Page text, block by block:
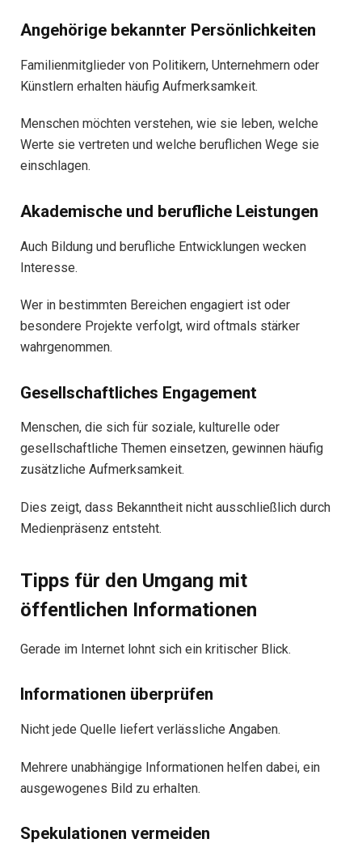
Angehörige bekannter Persönlichkeiten
Familienmitglieder von Politikern, Unternehmern oder
Künstlern erhalten häufig Aufmerksamkeit.
Menschen möchten verstehen, wie sie leben, welche
Werte sie vertreten und welche beruflichen Wege sie
einschlagen.
Akademische und berufliche Leistungen
Auch Bildung und berufliche Entwicklungen wecken
Interesse.
Wer in bestimmten Bereichen engagiert ist oder
besondere Projekte verfolgt, wird oftmals stärker
wahrgenommen.
Gesellschaftliches Engagement
Menschen, die sich für soziale, kulturelle oder
gesellschaftliche Themen einsetzen, gewinnen häufig
zusätzliche Aufmerksamkeit.
Dies zeigt, dass Bekanntheit nicht ausschließlich durch
Medienpräsenz entsteht.
Tipps für den Umgang mit
öffentlichen Informationen
Gerade im Internet lohnt sich ein kritischer Blick.
Informationen überprüfen
Nicht jede Quelle liefert verlässliche Angaben.
Mehrere unabhängige Informationen helfen dabei, ein
ausgewogenes Bild zu erhalten.
Spekulationen vermeiden